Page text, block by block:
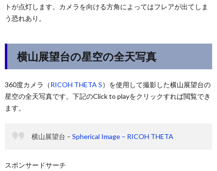
トが点灯します。カメラを向ける方角によってはフレアが出てしま
う恐れあり。
横山展望台の星空の全天写真
360度カメラ（RICOH THETA S）を使用して撮影した横山展望台の
星空の全天写真です。下記のClick to playをクリックすれば閲覧でき
ます。
横山展望台 – Spherical Image – RICOH THETA
スポンサードサーチ